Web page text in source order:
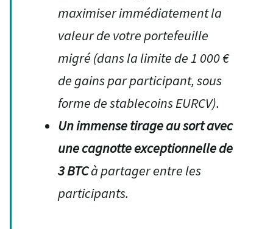
maximiser immédiatement la
valeur de votre portefeuille
migré (dans la limite de 1 000 €
de gains par participant, sous
forme de stablecoins EURCV).
Un immense tirage au sort avec
une cagnotte exceptionnelle de
3 BTCà partager entre les
participants.